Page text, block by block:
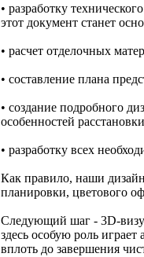
• разработку
этот документ станет
• расчет отделочных
• составление плана
• создание подробного
особенностей
• разработку всех
Как правило, наши
планировки, цветового
Следующий шаг - 3D-
здесь особую роль играет
вплоть до завершения